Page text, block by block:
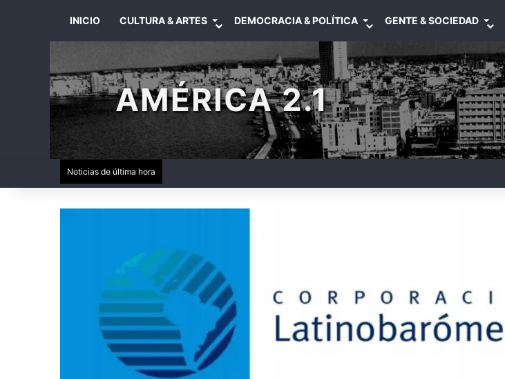
INICIO CULTURA & ARTES DEMOCRACIA & POLÍTICA GENTE & SOCIEDAD
AMÉRICA 2.1
Noticias de última hora